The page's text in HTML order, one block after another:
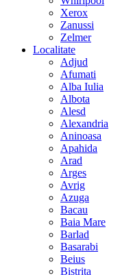
Xerox
Zanussi
Zelmer
Localitate
Adjud
Afumati
Alba Iulia
Albota
Alesd
Alexandria
Aninoasa
Apahida
Arad
Arges
Avrig
Azuga
Bacau
Baia Mare
Barlad
Basarabi
Beius
Bistrita